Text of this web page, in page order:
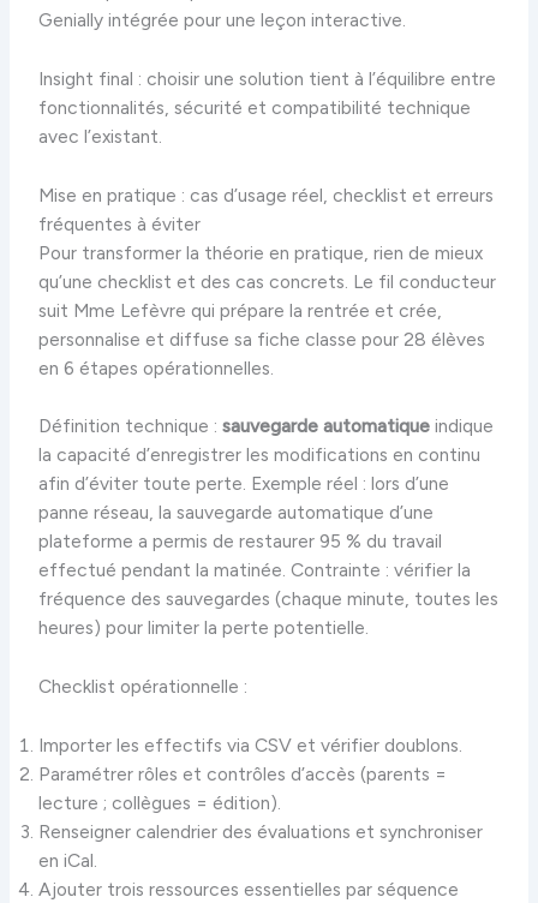
Genially intégrée pour une leçon interactive.
Insight final : choisir une solution tient à l’équilibre entre
fonctionnalités, sécurité et compatibilité technique
avec l’existant.
Mise en pratique : cas d’usage réel, checklist et erreurs
fréquentes à éviter
Pour transformer la théorie en pratique, rien de mieux
qu’une checklist et des cas concrets. Le fil conducteur
suit Mme Lefèvre qui prépare la rentrée et crée,
personnalise et diffuse sa fiche classe pour 28 élèves
en 6 étapes opérationnelles.
Définition technique :sauvegarde automatique indique
la capacité d’enregistrer les modifications en continu
afin d’éviter toute perte. Exemple réel : lors d’une
panne réseau, la sauvegarde automatique d’une
plateforme a permis de restaurer 95 % du travail
effectué pendant la matinée. Contrainte : vérifier la
fréquence des sauvegardes (chaque minute, toutes les
heures) pour limiter la perte potentielle.
Checklist opérationnelle :
Importer les effectifs via CSV et vérifier doublons.
Paramétrer rôles et contrôles d’accès (parents =
lecture ; collègues = édition).
Renseigner calendrier des évaluations et synchroniser
en iCal.
Ajouter trois ressources essentielles par séquence